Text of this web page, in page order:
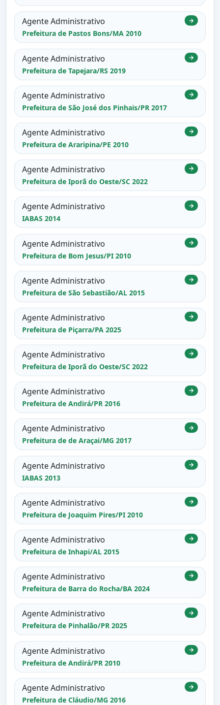
Agente Administrativo
Prefeitura de Pastos Bons/MA 2010
→
Agente Administrativo
Prefeitura de Tapejara/RS 2019
→
Agente Administrativo
Prefeitura de São José dos Pinhais/PR 2017
→
Agente Administrativo
Prefeitura de Araripina/PE 2010
→
Agente Administrativo
Prefeitura de Iporã do Oeste/SC 2022
→
Agente Administrativo
IABAS 2014
→
Agente Administrativo
Prefeitura de Bom Jesus/PI 2010
→
Agente Administrativo
Prefeitura de São Sebastião/AL 2015
→
Agente Administrativo
Prefeitura de Piçarra/PA 2025
→
Agente Administrativo
Prefeitura de Iporã do Oeste/SC 2022
→
Agente Administrativo
Prefeitura de Andirá/PR 2016
→
Agente Administrativo
Prefeitura de de Araçai/MG 2017
→
Agente Administrativo
IABAS 2013
→
Agente Administrativo
Prefeitura de Joaquim Pires/PI 2010
→
Agente Administrativo
Prefeitura de Inhapi/AL 2015
→
Agente Administrativo
Prefeitura de Barra do Rocha/BA 2024
→
Agente Administrativo
Prefeitura de Pinhalão/PR 2025
→
Agente Administrativo
Prefeitura de Andirá/PR 2010
→
Agente Administrativo
Prefeitura de Cláudio/MG 2016
→